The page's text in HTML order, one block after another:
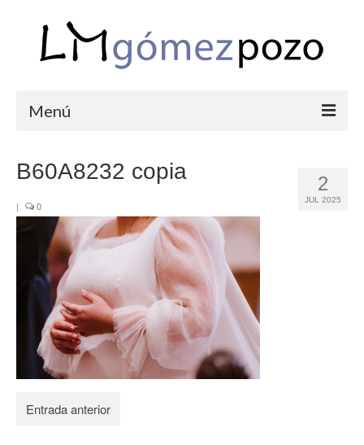
Menú
COMUNIONES
CORPORATIVAS
SEMANA SANTA
BLOG
SOBRE LM
2
JUL 2025
B60A8232 copia
| 0
Entrada anterior